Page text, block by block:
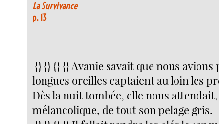
La Survivance
p. 13
{} {} {} {} Avanie savait que nous avions
longues oreilles captaient au loin les
Dès la nuit tombée, elle nous attendait,
mélancolique, de tout son pelage gris.